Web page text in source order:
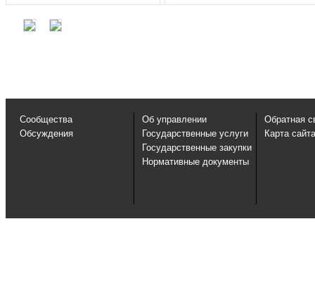
Сообщества
Обсуждения
Об управлении
Государственные услуги
Государственные закупки
Нормативные документы
Обратная
Карта